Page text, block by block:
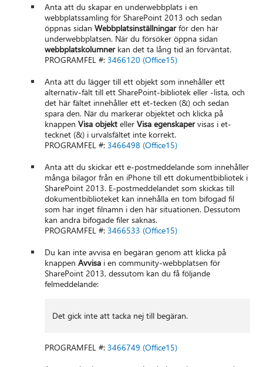
Anta att du skapar en underwebbplats i en
webbplatssamling för SharePoint 2013 och sedan
öppnas sidanWebbplatsinställningarför den här
underwebbplatsen. När du försöker öppna sidan
webbplatskolumner kan det ta lång tid än förväntat.
PROGRAMFEL #:3466120 (Office15)
Anta att du lägger till ett objekt som innehåller ett
alternativ-fält till ett SharePoint-bibliotek eller -lista, och
det här fältet innehåller ett et-tecken (&) och sedan
spara den. När du markerar objektet och klicka på
knappenVisa objekteller Visa egenskapervisas i et-
tecknet (&) i urvalsfältet inte korrekt.
PROGRAMFEL #:3466498 (Office15)
Anta att du skickar ett e-postmeddelande som innehåller
många bilagor från en iPhone till ett dokumentbibliotek i
SharePoint 2013. E-postmeddelandet som skickas till
dokumentbiblioteket kan innehålla en tom bifogad fil
som har inget filnamn i den här situationen. Dessutom
kan andra bifogade filer saknas.
PROGRAMFEL #:3466533 (Office15)
Du kan inte avvisa en begäran genom att klicka på
knappenAvvisa i en community-webbplatsen för
SharePoint 2013, dessutom kan du få följande
felmeddelande:
Det gick inte att tacka nej till begäran.
PROGRAMFEL #:3466749 (Office15)